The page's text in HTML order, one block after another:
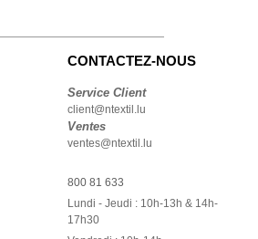
CONTACTEZ-NOUS
Service Client
client@ntextil.lu
Ventes
ventes@ntextil.lu
800 81 633
Lundi - Jeudi : 10h-13h & 14h-
17h30